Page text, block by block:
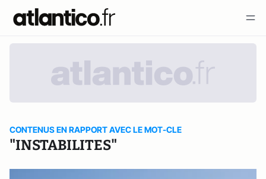
CONTENUS EN RAPPORT AVEC LE MOT-CLE
"INSTABILITES"